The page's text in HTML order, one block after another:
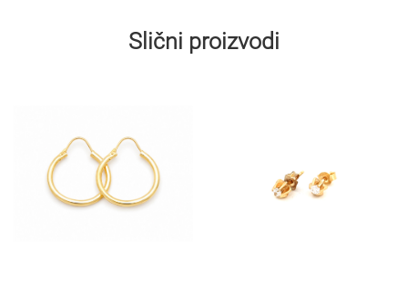
Slični proizvodi